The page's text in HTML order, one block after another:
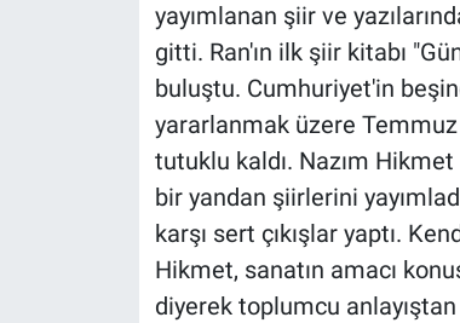
yayımlanan şiir ve
gitti. Ran'ın ilk şiir kitabı
buluştu. Cumhuriyet'in
yararlanmak üzere
tutuklu kaldı. Nazım Hikmet
bir yandan şiirlerini
karşı sert çıkışlar yaptı.
Hikmet, sanatın amacı
diyerek toplumcu